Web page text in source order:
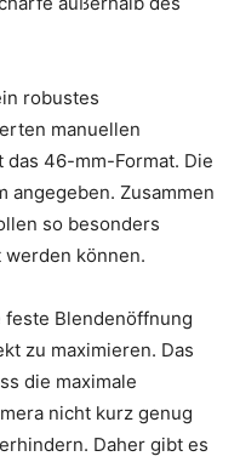
robustes
manuellen
das 46-mm-Format. Die
angegeben. Zusammen
so besonders
können.
feste Blendenöffnung
zu maximieren. Das
die maximale
nicht kurz genug
Daher gibt es